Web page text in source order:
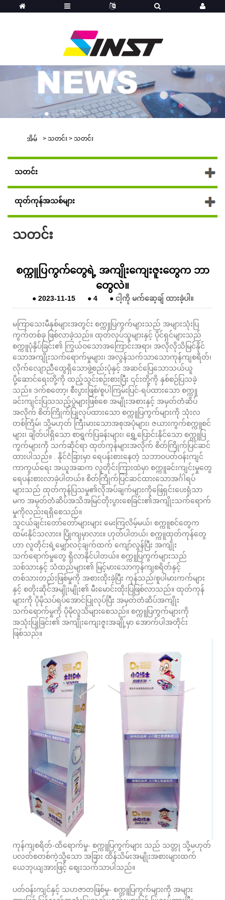
အိမ် > သတင်း > သတင်း
သတင်း
ထုတ်ကုန်အသစ်များ
သတင်း
စက္ကူပြကွက်တွေရဲ့ အကျိုးကျေးဇူးတွေက ဘာ
တွေလဲ။
● 2023-11-15 ● 4 ● ငါ့ကို မက်ဆေ့ချ် ထားခဲ့ပါ။
မကြာသေးမီနှစ်များအတွင်း စက္ကူပြကွက်များသည် အများသုံးပြ
ကွက်တစ်ခု ဖြစ်လာခဲ့သည်။ ထုတ်လုပ်သူများနှင့် ပိုင်ရှင်များသည်
စက္ကူပုံနှိပ်ခြင်း၏ ကြွယ်ဝသောအကြောင်းအရာ၊ အလိုလိုသိမြင်နိုင်
သောအကျိုးသက်ရောက်မှုများ၊ အလွန်သက်သာသောကုန်ကျစရိတ်၊
လိုက်လျောညီထွေရှိသောဖွဲ့စည်းပုံနှင့် အဆင်ပြေသောသယ်ယူ
ပို့ဆောင်ရေးတို့ကို ထည့်သွင်းစဉ်းစားပြီး ၎င်းတို့ကို နှစ်စဉ်ပြသခဲ့
သည်။ ဒက်စတော့၊ စီးပွားဖြစ်/စူပါကြမ်းပြင်-ရပ်ထားသော စက္ကူ
ခင်းကျင်းပြသသည့်ပွဲများဖြစ်စေ အမျိုးအစားနှင့် အမှတ်တံဆိပ်
အလိုက် စိတ်ကြိုက်ပြုလုပ်ထားသော စက္ကူပြကွက်များကို သုံးလ
တစ်ကြိမ်၊ သို့မဟုတ် ကြီးမားသောအစုအပုံများ၊ ဇယားကွက်စက္ကူစင်
များ၊ ချိတ်ပါရှိသော စာရွက်ပြခန်းများ၊ ရွှေ့ပြောင်းနိုင်သော စက္ကူပြ
ကွက်များကို သက်ဆိုင်ရာ ထုတ်ကုန်များအလိုက် စိတ်ကြိုက်ပြင်ဆင်
ထားပါသည်။ . နိုင်ငံခြားမှာ ရေပန်းစားနေတဲ့ သဘာဝပတ်ဝန်းကျင်
ကာကွယ်ရေး အယူအဆက လူတိုင်းကြားထဲမှာ စက္ကူခင်းကျင်းမှုတွေ
ရေပန်းစားလာခဲ့ပါတယ်။ စိတ်ကြိုက်ပြင်ဆင်ထားသောအင်္ဂါရပ်
များသည် ထုတ်ကုန်ပြသမှု၏လိုအပ်ချက်များကိုဖြေရှင်းပေးရုံသာ
မက အမှတ်တံဆိပ်အသိအမြင်တိုးပွားစေခြင်း၏အကျိုးသက်ရောက်
မှုကိုလည်းရရှိစေသည်။
သူငယ်ချင်းတော်တော်များများ မေးကြလိမ့်မယ်၊ စက္ကူစင်တွေက
ထမ်းနိုင်သလား။ ပြိုကျမှာလား။ ဟုတ်ပါတယ်၊ စက္ကူထုတ်ကုန်တွေ
ဟာ လူတိုင်းရဲ့မျှော်လင့်ချက်ထက် ကျော်လွန်ပြီး အကျိုး
သက်ရောက်မှုတွေ ရှိလာနိုင်ပါတယ်။ စက္ကူပြကွက်များသည်
သစ်သားနှင့် သံထည်များ၏ မြင့်မားသောကုန်ကျစရိတ်နှင့်
တစ်သားတည်းဖြစ်မှုကို အစားထိုးခဲ့ပြီး ကုန်သည်/စူပါမားကက်များ
နှင့် စတိုးဆိုင်အမျိုးမျိုး၏ မီးမောင်းထိုးပြဖြစ်လာသည်။ ထုတ်ကုန်
များကို ပိုမိုသပ်ရပ်အောင်ပြုလုပ်ပြီး အမှတ်တံဆိပ်အကျိုး
သက်ရောက်မှုကို ပိုမိုလူသိများစေသည်။ စက္ကူပြကွက်များကို
အသုံးပြုခြင်း၏ အကျိုးကျေးဇူးအချို့မှာ အောက်ပါအတိုင်း
ဖြစ်သည်။
ကုန်ကျစရိတ်-ထိရောက်မှု- စက္ကူပြကွက်များ သည် သတ္တု သို့မဟုတ်
ပလတ်စတစ်ကဲ့သို့သော အခြား ထိန်သိမ်းအမျိုးအစားများထက်
ယေဘုယျအားဖြင့် စျေးသက်သာပါသည်။
ပတ်ဝန်းကျင်နှင့် သဟဇာတဖြစ်မှု- စက္ကူပြကွက်များကို အများ